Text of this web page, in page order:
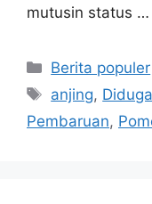
mutusin status …
Kategori
Berita populer
Tag
anjing, Diduga
Pembaruan,